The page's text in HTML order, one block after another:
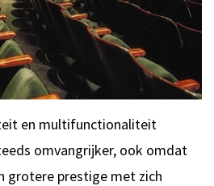
en multifunctionaliteit
omvangrijker, ook omdat
grotere prestige met zich